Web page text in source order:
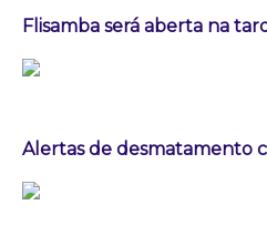
Flisamba será aberta na
Alertas de desmatamento